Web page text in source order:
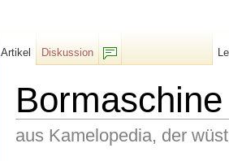
Bormaschine
aus Kamelopedia, der
Artikel
Diskussion